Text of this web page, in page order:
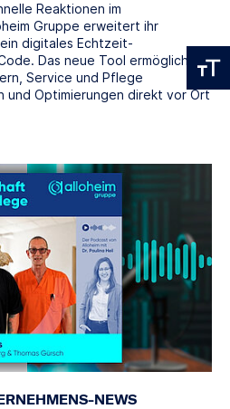
Reaktionen im
Gruppe erweitert ihr
digitales Echtzeit-
Das neue Tool ermöglicht es
Service und Pflege
und Optimierungen direkt vor Ort
NEWS